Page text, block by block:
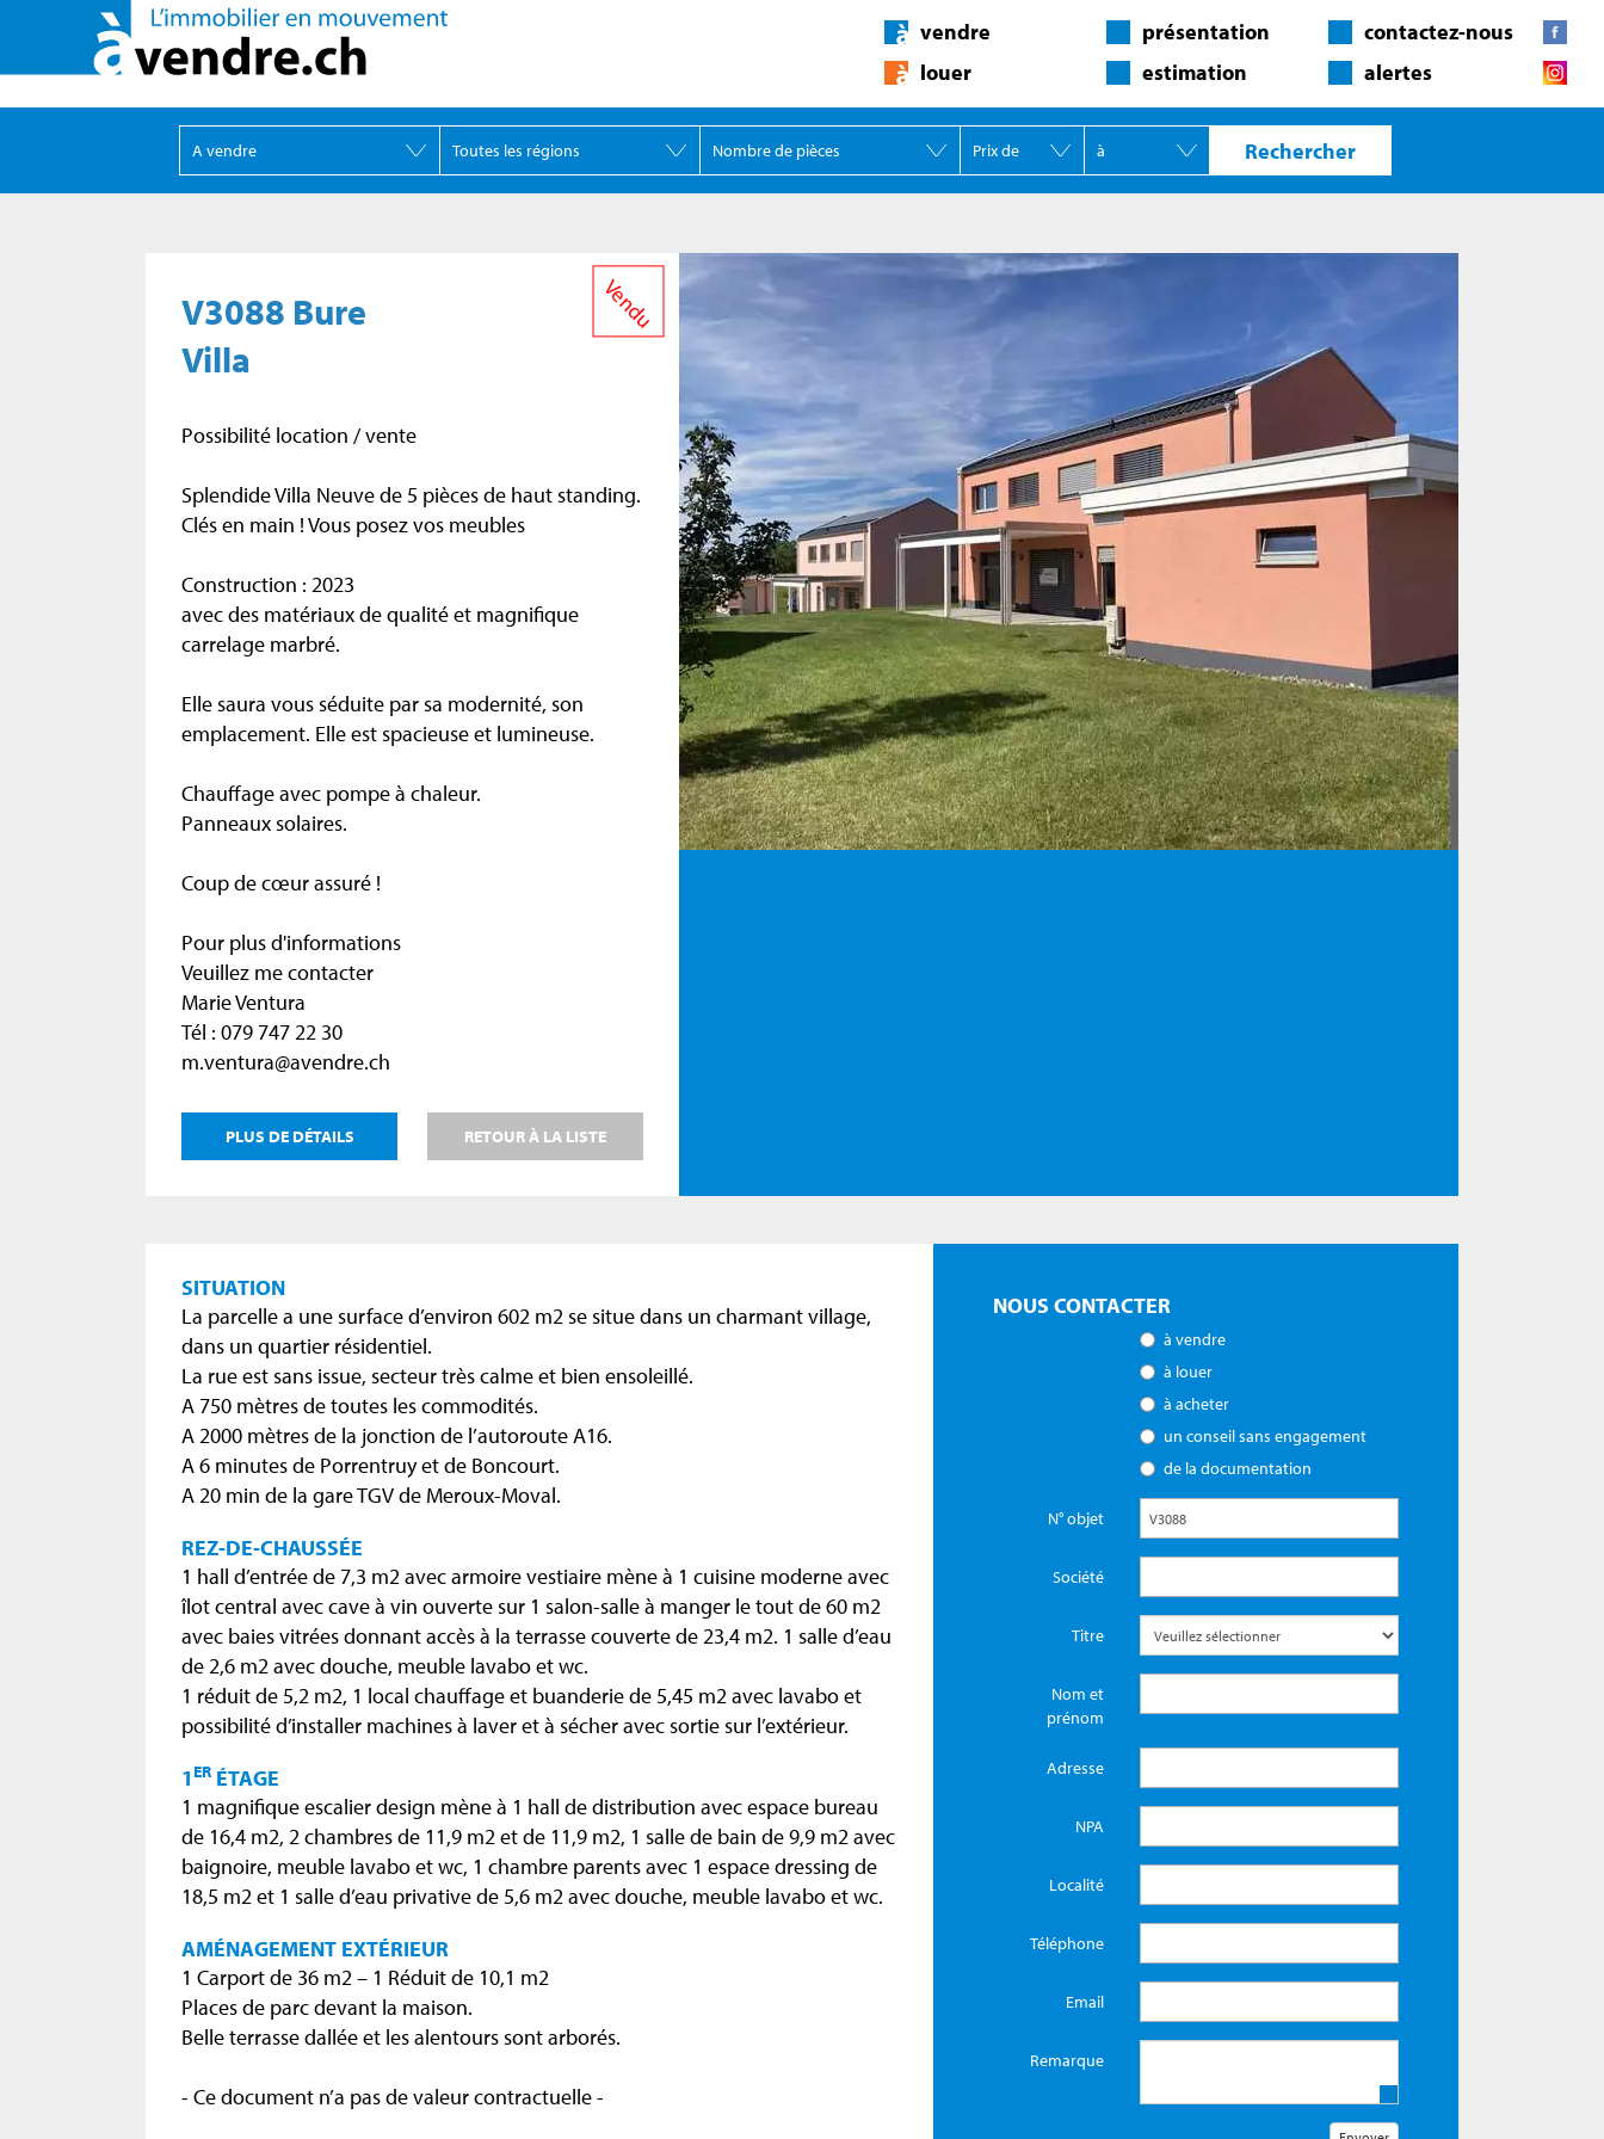
vendre
louer
présentation
estimation
contactez-nous
alertes
V3088 Bure
Villa
Vendu
Possibilité location / vente
Splendide Villa Neuve de 5 pièces de haut standing.
Clés en main ! Vous posez vos meubles
Construction : 2023
avec des matériaux de qualité et magnifique
carrelage marbré.
Elle saura vous séduite par sa modernité, son
emplacement. Elle est spacieuse et lumineuse.
Chauffage avec pompe à chaleur.
Panneaux solaires.
Coup de cœur assuré !
Pour plus d'informations
Veuillez me contacter
Marie Ventura
Tél : 079 747 22 30
m.ventura@avendre.ch
PLUS DE DÉTAILS RETOUR À LA LISTE
SITUATION
La parcelle a une surface d’environ 602 m2 se situe dans un charmant village,
dans un quartier résidentiel.
La rue est sans issue, secteur très calme et bien ensoleillé.
A 750 mètres de toutes les commodités.
A 2000 mètres de la jonction de l’autoroute A16.
A 6 minutes de Porrentruy et de Boncourt.
A 20 min de la gare TGV de Meroux-Moval.
REZ-DE-CHAUSSÉE
1 hall d’entrée de 7,3 m2 avec armoire vestiaire mène à 1 cuisine moderne avec
îlot central avec cave à vin ouverte sur 1 salon-salle à manger le tout de 60 m2
avec baies vitrées donnant accès à la terrasse couverte de 23,4 m2. 1 salle d’eau
de 2,6 m2 avec douche, meuble lavabo et wc.
1 réduit de 5,2 m2, 1 local chauffage et buanderie de 5,45 m2 avec lavabo et
possibilité d’installer machines à laver et à sécher avec sortie sur l’extérieur.
1 ER ÉTAGE
1 magnifique escalier design mène à 1 hall de distribution avec espace bureau
de 16,4 m2, 2 chambres de 11,9 m2 et de 11,9 m2, 1 salle de bain de 9,9 m2 avec
baignoire, meuble lavabo et wc, 1 chambre parents avec 1 espace dressing de
18,5 m2 et 1 salle d’eau privative de 5,6 m2 avec douche, meuble lavabo et wc.
AMÉNAGEMENT EXTÉRIEUR
1 Carport de 36 m2 – 1 Réduit de 10,1 m2
Places de parc devant la maison.
Belle terrasse dallée et les alentours sont arborés.
- Ce document n’a pas de valeur contractuelle -
NOUS CONTACTER
à vendre
à louer
à acheter
un conseil sans engagement
de la documentation
N° objet
Société
Titre
Nom et
prénom
Adresse
NPA
Localité
Téléphone
Email
Remarque